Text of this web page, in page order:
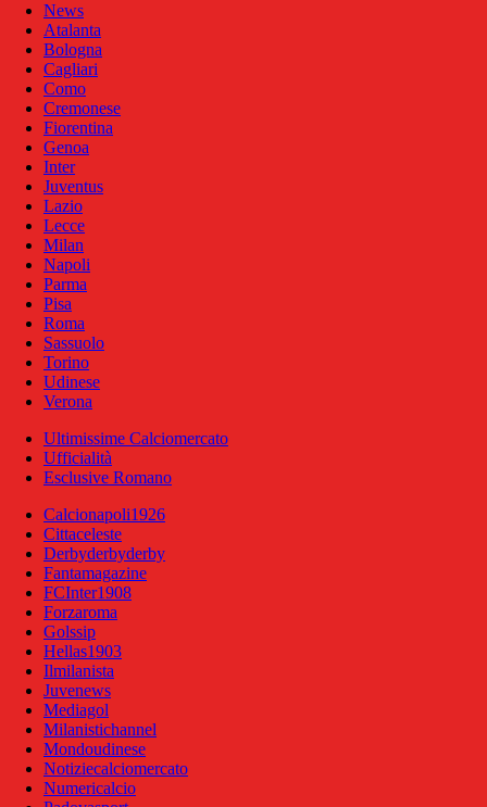
News
Atalanta
Bologna
Cagliari
Como
Cremonese
Fiorentina
Genoa
Inter
Juventus
Lazio
Lecce
Milan
Napoli
Parma
Pisa
Roma
Sassuolo
Torino
Udinese
Verona
Ultimissime Calciomercato
Ufficialità
Esclusive Romano
Calcionapoli1926
Cittaceleste
Derbyderbyderby
Fantamagazine
FCInter1908
Forzaroma
Golssip
Hellas1903
Ilmilanista
Juvenews
Mediagol
Milanistichannel
Mondoudinese
Notiziecalciomercato
Numericalcio